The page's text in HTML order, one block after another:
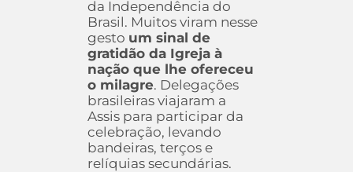
da Independência do
Brasil. Muitos viram nesse
gesto um sinal de
gratidão da Igreja à
nação que lhe ofereceu
o milagre. Delegações
brasileiras viajaram a
Assis para participar da
celebração, levando
bandeiras, terços e
relíquias secundárias.